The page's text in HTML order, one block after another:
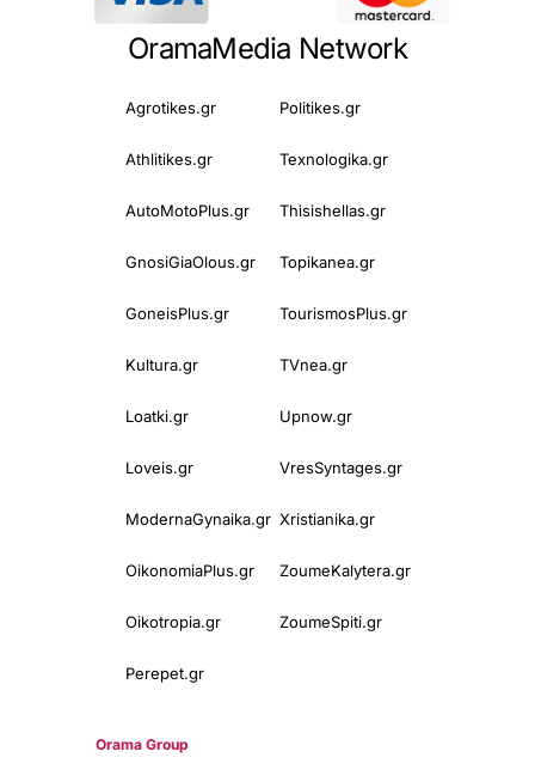
OramaMedia Network
Agrotikes.gr Politikes.gr
Athlitikes.gr Texnologika.gr
AutoMotoPlus.gr Thisishellas.gr
GnosiGiaOlous.gr Topikanea.gr
GoneisPlus.gr TourismosPlus.gr
Kultura.gr TVnea.gr
Loatki.gr Upnow.gr
Loveis.gr VresSyntages.gr
ModernaGynaika.gr Xristianika.gr
OikonomiaPlus.gr ZoumeKalytera.gr
Oikotropia.gr ZoumeSpiti.gr
Perepet.gr
Orama Group